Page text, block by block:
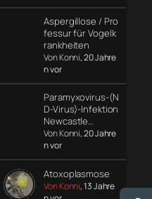
Aspergillose / Pro
fessur für Vogelk
rankheiten
Von Konni, 20 Jahre
n vor
Paramyxovirus-(N
D-Virus)-Infektion
Newcastle…
Von Konni, 20 Jahre
n vor
Atoxoplasmose
Von Konni, 13 Jahre